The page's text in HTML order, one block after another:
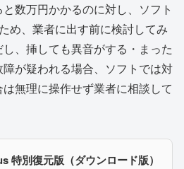
数万円かかるのに対し、ソフト
め、業者に出す前に検討してみ
、挿しても異音がする・まった
が疑われる場合、ソフトでは対
無理に操作せず業者に相談して
特別復元版（ダウンロード版）